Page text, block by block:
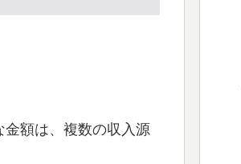
額は、複数の収入源